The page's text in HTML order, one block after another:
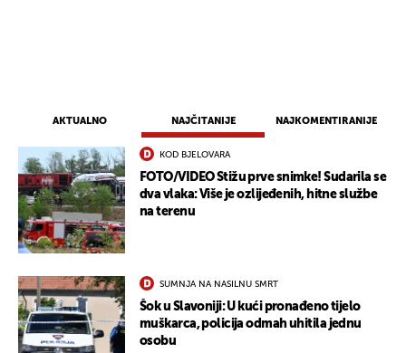
AKTUALNO NAJČITANIJE NAJKOMENTIRANIJE
KOD BJELOVARA
FOTO/VIDEO Stižu prve snimke! Sudarila se
dva vlaka: Više je ozlijeđenih, hitne službe
na terenu
SUMNJA NA NASILNU SMRT
Šok u Slavoniji: U kući pronađeno tijelo
muškarca, policija odmah uhitila jednu
osobu